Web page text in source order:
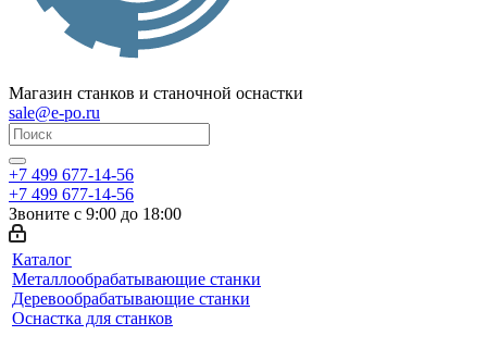
Магазин станков и станочной оснастки
sale@e-po.ru
+7 499 677-14-56
+7 499 677-14-56
Звоните с 9:00 до 18:00
Каталог
Металлообрабатывающие станки
Деревообрабатывающие станки
Оснастка для станков